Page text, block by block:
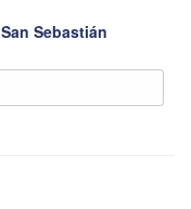
San Sebastián